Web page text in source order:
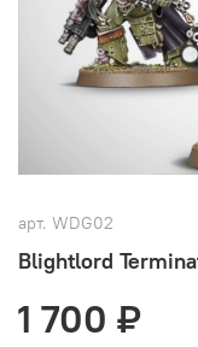
арт. WDG02
Blightlord
1 700 ₽